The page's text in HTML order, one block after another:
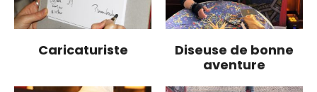
Caricaturiste
Diseuse de bonne
aventure